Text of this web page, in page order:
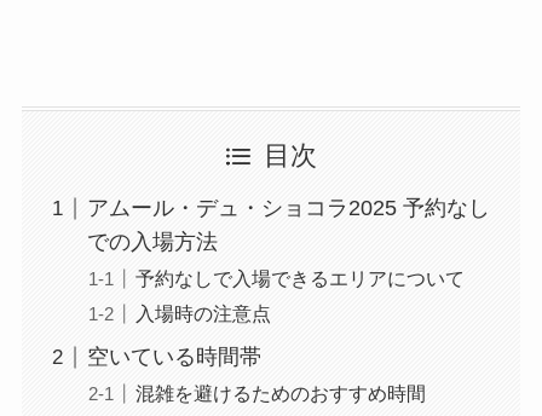
目次
アムール・デュ・ショコラ2025 予約なし
での入場方法
予約なしで入場できるエリアについて
入場時の注意点
空いている時間帯
混雑を避けるためのおすすめ時間